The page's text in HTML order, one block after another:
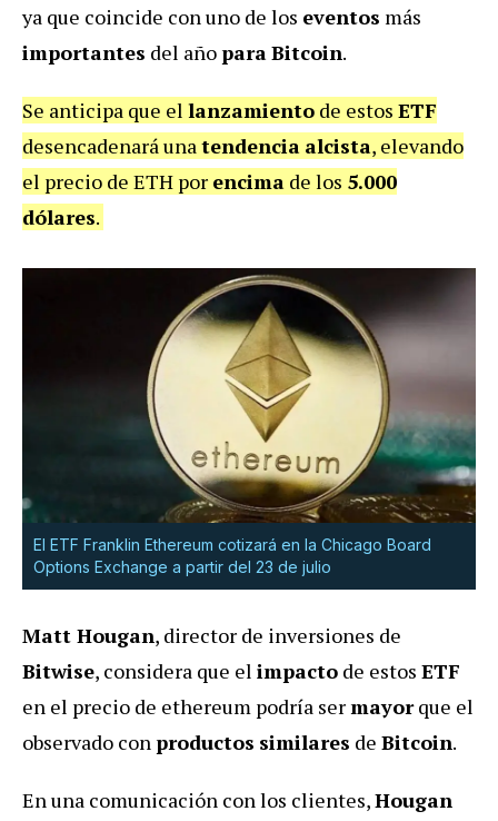
ya que coincide con uno de los eventos más
importantes del añoparaBitcoin.
Se anticipa que el lanzamiento de estos ETF
desencadenará unatendencia alcista, elevando
el precio de ETH por encima de los 5.000
dólares.
El ETF Franklin Ethereum cotizará en la Chicago Board
Options Exchange a partir del 23 de julio
Matt Hougan, director de inversiones de
Bitwise, considera que el impacto de estos ETF
en el precio de ethereum podría sermayorque el
observado conproductos similares de Bitcoin.
En una comunicación con los clientes,Hougan